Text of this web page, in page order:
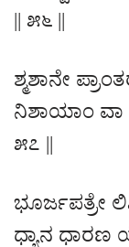
|| ೫೬ ||
ಶ್ಮಶಾನೇ
ನಿಶಾಯಾಂ ವಾ
೫೭ ||
ಭೂರ್ಜಪತ್ರೇ
ಧ್ಯಾನ ಧಾರಣ